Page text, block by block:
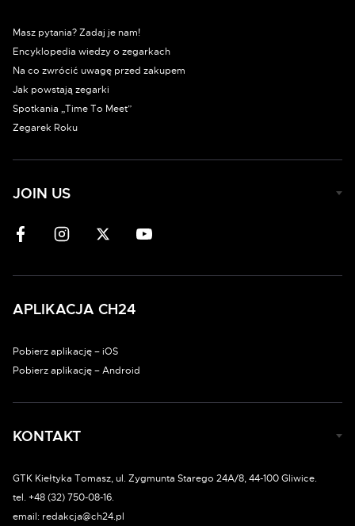
Masz pytania? Zadaj je nam!
Encyklopedia wiedzy o zegarkach
Na co zwrócić uwagę przed zakupem
Jak powstają zegarki
Spotkania „Time To Meet”
Zegarek Roku
JOIN US
APLIKACJA CH24
Pobierz aplikację – iOS
Pobierz aplikację – Android
KONTAKT
GTK Kiełtyka Tomasz, ul. Zygmunta Starego 24A/8, 44-100 Gliwice.
tel. +48 (32) 750-08-16.
email: redakcja@ch24.pl